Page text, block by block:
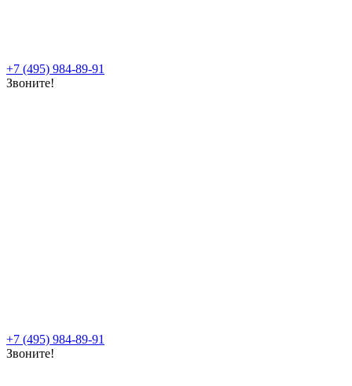
+7 (495) 984-89-91
Звоните!
+7 (495) 984-89-91
Звоните!